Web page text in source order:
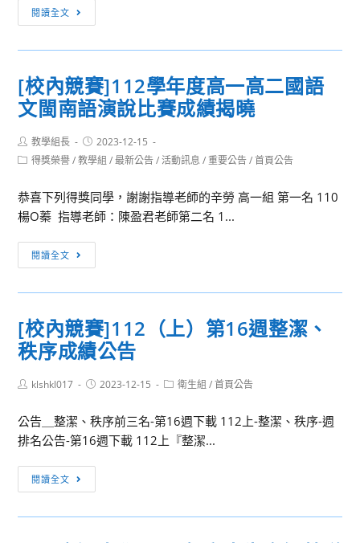
計
畫」
之
生
化
學、
地
球
科
學
科
培
訓
活
動，
有
興
學
至
教
職
員
福
文
基
金
辦
理
度
各
項
教
探
索
成
閱讀全文
內
競
學
年
高
一
二
國
語
語
演
說
比
績
揭
曉
[校內競賽]112學年度高一高二國語
文閩南語演說比賽成績揭曉
Post
author:
教學組長
Post
published:
2023-12-15
Post得獎榮譽 / 教學組 / 最新公告 / 活動訊息 / 重要公告 / 首頁公告
恭喜下列得獎同學，謝謝指導老師的辛勞 高一組 第一名 110
楊O蓁 指導老師：陳盈君老師第二名 1...
閱讀全文
內
競
學
年
高
高
二
國
閩
南
[校內競賽]112（上）第16週整潔、
秩序成績公告
Postklshkl017
Post2023-12-15
Post衛生組 / 首頁公告
公告＿整潔、秩序前三名-第16週下載 112上-整潔、秩序-週
排名公告-第16週下載 112上『整潔...
閱讀全文
內
競